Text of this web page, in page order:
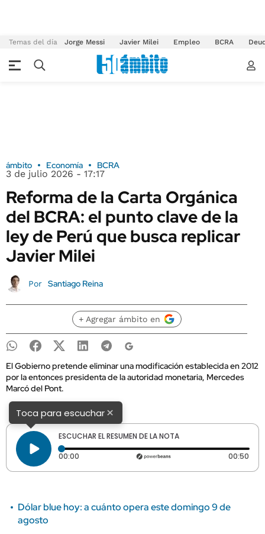
Temas del día Jorge Messi Javier Milei Empleo BCRA
ámbito Economía BCRA
3 de julio 2026 - 17:17
Reforma de la Carta Orgánica
del BCRA: el punto clave de la
ley de Perú que busca replicar
Javier Milei
Por Santiago Reina
+ Agregar ámbito en
El Gobierno pretende eliminar una modificación establecida en 2012
por la entonces presidenta de la autoridad monetaria, Mercedes
Marcó del Pont.
Toca para escuchar×
ESCUCHAR EL RESUMEN DE LA NOTA
00:00 Tiempo transcurrido: 0 segundos 00:50
Dólar blue hoy: a cuánto opera este domingo 9 de
agosto